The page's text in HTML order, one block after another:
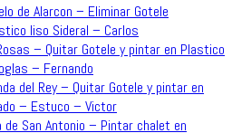
de Alarcon – Eliminar Gotele
liso Sideral – Carlos
– Quitar Gotele y pintar en Plastico
– Fernando
del Rey – Quitar Gotele y pintar en
– Estuco – Victor
de San Antonio – Pintar chalet en